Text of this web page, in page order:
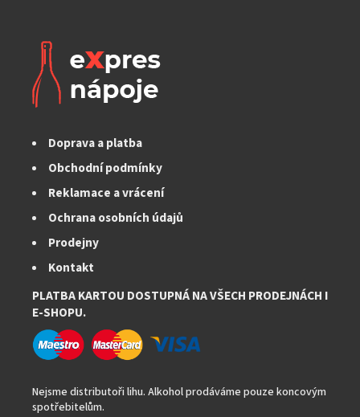
Doprava a platba
Obchodní podmínky
Reklamace a vrácení
Ochrana osobních údajů
Prodejny
Kontakt
PLATBA KARTOU DOSTUPNÁ NA VŠECH PRODEJNÁCH I
E-SHOPU.
Nejsme distributoři lihu. Alkohol prodáváme pouze koncovým
spotřebitelům.